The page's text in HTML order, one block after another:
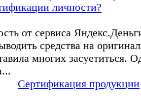
личности?
от сервиса
средства на
многих засуетиться.
Сертификация продукции